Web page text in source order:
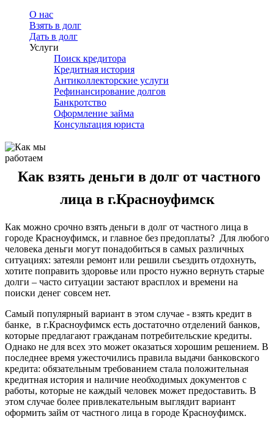
О нас
Взять в долг
Дать в долг
Услуги
Поиск кредитора
Кредитная история
Антиколлекторские услуги
Рефинансирование долгов
Банкротство
Оформление займа
Консультация юриста
Как взять деньги в долг от частного
лица в г.Красноуфимск
Как можно срочно взять деньги в долг от частного лица в
городе Красноуфимск, и главное без предоплаты? Для любого
человека деньги могут понадобиться в самых различных
ситуациях: затеяли ремонт или решили съездить отдохнуть,
хотите поправить здоровье или просто нужно вернуть старые
долги – часто ситуации застают врасплох и времени на
поиски денег совсем нет.
Самый популярный вариант в этом случае - взять кредит в
банке, в г.Красноуфимск есть достаточно отделений банков,
которые предлагают гражданам потребительские кредиты.
Однако не для всех это может оказаться хорошим решением. В
последнее время ужесточились правила выдачи банковского
кредита: обязательным требованием стала положительная
кредитная история и наличие необходимых документов с
работы, которые не каждый человек может предоставить. В
этом случае более привлекательным выглядит вариант
оформить займ от частного лица в городе Красноуфимск.